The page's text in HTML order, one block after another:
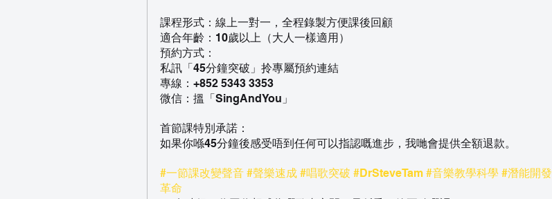
課程形式：線上一對一，全程錄製方便課後回顧
適合年齡：10歲以上（大人一樣適用）
預約方式：
私訊「45分鐘突破」拎專屬預約連結
專線：+852 5343 3353
微信：搵「SingAndYou」
首節課特別承諾：
如果你喺45分鐘後感受唔到任何可以指認嘅進步，我哋會提供全額退款。
#一節課改變聲音 #聲樂速成 #唱歌突破 #DrSteveTam #音樂教學科學 #潛能開發
革命